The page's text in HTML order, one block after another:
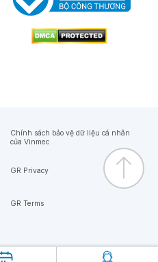
Chính sách bảo vệ dữ liệu cá nhân
của Vinmec
GR Privacy
GR Terms